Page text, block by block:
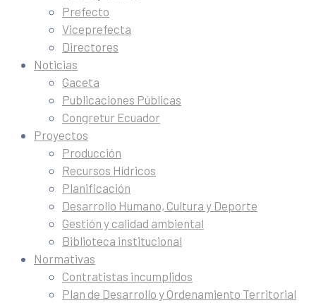
Prefecto
Viceprefecta
Directores
Noticias
Gaceta
Publicaciones Públicas
Congretur Ecuador
Proyectos
Producción
Recursos Hídricos
Planificación
Desarrollo Humano, Cultura y Deporte
Gestión y calidad ambiental
Biblioteca institucional
Normativas
Contratistas incumplidos
Plan de Desarrollo y Ordenamiento Territorial